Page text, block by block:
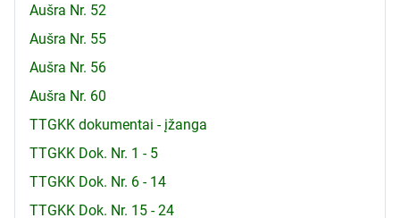
Aušra Nr. 52
Aušra Nr. 55
Aušra Nr. 56
Aušra Nr. 60
TTGKK dokumentai - įžanga
TTGKK Dok. Nr. 1 - 5
TTGKK Dok. Nr. 6 - 14
TTGKK Dok. Nr. 15 - 24